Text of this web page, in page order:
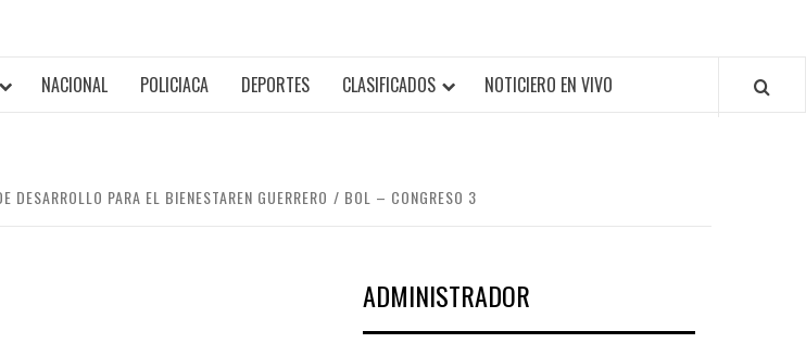
NACIONAL POLICIACA DEPORTES CLASIFICADOS NOTICIERO EN VIVO
PARA EL BIENESTAREN GUERRERO BOL – CONGRESO 3
ADMINISTRADOR